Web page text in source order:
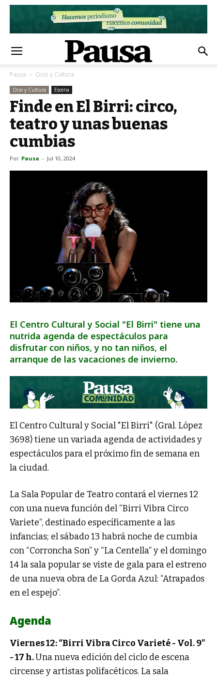
Pausa Ocio y Cultura
Ocio y Cultura Escena
Finde en El Birri: circo,
teatro y unas buenas
cumbias
Por Pausa - Jul 10, 2024
El Centro Cultural y Social "El Birri" tiene una
nutrida agenda de espectáculos para
disfrutar con niños, y no tan niños, el
arranque de las vacaciones de invierno.
El Centro Cultural y Social "El Birri" (Gral. López
3698) tiene un variada agenda de actividades y
espectáculos para el próximo fin de semana en
la ciudad.
La Sala Popular de Teatro contará el viernes 12
con una nueva función del “Birri Vibra Circo
Variete”, destinado específicamente a las
infancias; el sábado 13 habrá noche de cumbia
con “Corroncha Son” y “La Centella” y el domingo
14 la sala popular se viste de gala para el estreno
de una nueva obra de La Gorda Azul: “Atrapados
en el espejo”.
Agenda
Viernes 12: “Birri Vibra Circo Varieté - Vol. 9"
- 17 h.Una nueva edición del ciclo de escena
circense y artistas polifacéticos. La sala